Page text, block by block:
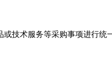
技术服务等采购事项进行统